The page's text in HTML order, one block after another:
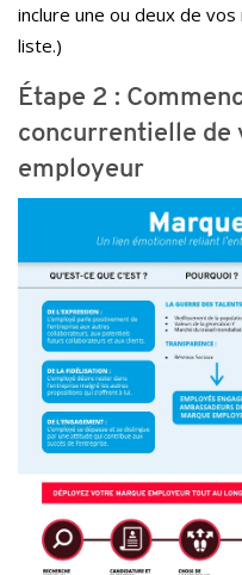
inclure une ou deux de
liste.)
Étape 2 :
concurrentielle de
employeur